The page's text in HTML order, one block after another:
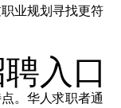
业规划寻找更符
入口
。华人求职者通